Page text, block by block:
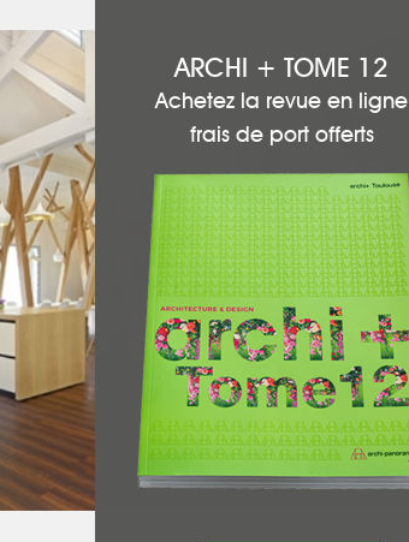
ARCHI + TOME 12
Achetez la revue en ligne
frais de port offerts